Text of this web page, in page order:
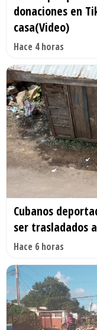
donaciones en
casa(Video)
Hace 4 horas
Cubanos
ser trasladados
Hace 6 horas